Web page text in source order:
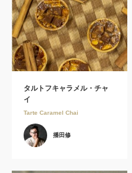
タルトフキャラメル・チャ
イ
Tarte Caramel Chai
播田修